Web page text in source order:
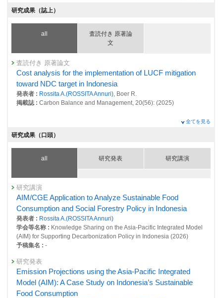
26862 : 社会システム分野研究：先見的・先端的な基礎研究
26870 : 社会システム分野研究：政策対応研究
26872 : 社会システム分野研究：知的研究基盤整備
26904 : アジア途上国における気候中立社会の実現に向けたロードマップ
の定量化に関する研究
26452 : 社会システム分野研究：先見的・先端的な基礎研究
26457 : 社会システム分野研究：政策対応研究
26458 : 社会システム分野研究：知的研究基盤整備
26531 : アジア途上国における気候中立社会の実現に向けたロードマップ
の定量化に関する研究
研究成果（誌上）
all
査読付き 原著論
文
査読付き 原著論文
Cost analysis for the implementation of LUCF mitigation
toward NDC target in Indonesia
発表者 : Rossita A.(ROSSITA Annuri), Boer R.
掲載誌 : Carbon Balance and Management, 20(56): (2025)
全てを見る
研究成果（口頭）
all 研究発表 研究講演
研究講演
AIM/CGE Application to Analyze Sustainable Food
Consumption and Social Forestry Policy in Indonesia
発表者 : Rossita A.(ROSSITA Annuri)
学会等名称 : Knowledge Sharing on the Asia-Pacific Integrated Model
(AIM) for Supporting Decarbonization Policy in Indonesia (2026)
予稿集名 : -
研究発表
Emission Projections using the Asia-Pacific Integrated
Model (AIM): A Case Study on Indonesia’s Sustainable
Food Consumption